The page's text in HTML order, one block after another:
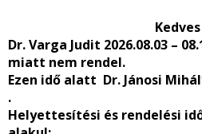
Kedves
Dr. Varga Judit 2026.08.03 –
miatt nem rendel.
Ezen idő alatt Dr. Jánosi
.
Helyettesítési és rendelési